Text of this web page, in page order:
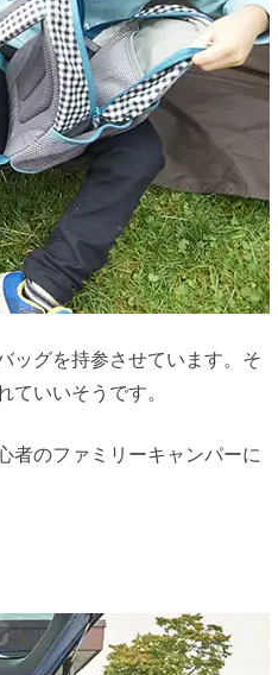
ッグを持参させています。そ
いいそうです。
者のファミリーキャンパーに